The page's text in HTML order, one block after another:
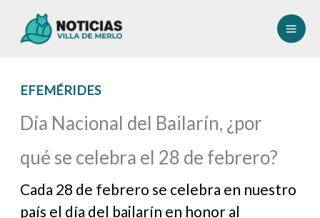
EFEMÉRIDES
Día Nacional del Bailarín, ¿por
qué se celebra el 28 de febrero?
Cada 28 de febrero se celebra en nuestro
país el día del bailarín en honor al